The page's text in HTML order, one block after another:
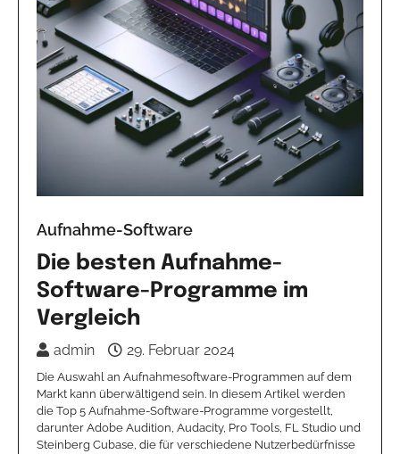
Aufnahme-Software
Die besten Aufnahme-
Software-Programme im
Vergleich
admin 29. Februar 2024
Die Auswahl an Aufnahmesoftware-Programmen auf dem
Markt kann überwältigend sein. In diesem Artikel werden
die Top 5 Aufnahme-Software-Programme vorgestellt,
darunter Adobe Audition, Audacity, Pro Tools, FL Studio und
Steinberg Cubase, die für verschiedene Nutzerbedürfnisse